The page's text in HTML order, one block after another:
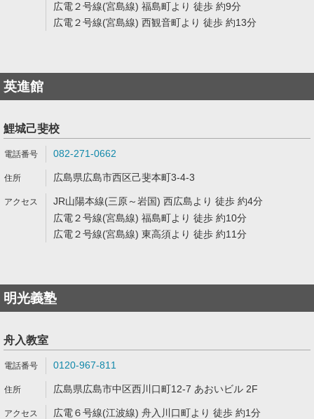
広電２号線(宮島線) 福島町より 徒歩 約9分
広電２号線(宮島線) 西観音町より 徒歩 約13分
英進館
鯉城己斐校
082-271-0662
広島県広島市西区己斐本町3-4-3
JR山陽本線(三原～岩国) 西広島より 徒歩 約4分
広電２号線(宮島線) 福島町より 徒歩 約10分
広電２号線(宮島線) 東高須より 徒歩 約11分
明光義塾
舟入教室
0120-967-811
広島県広島市中区西川口町12-7 あおいビル 2F
広電６号線(江波線) 舟入川口町より 徒歩 約1分